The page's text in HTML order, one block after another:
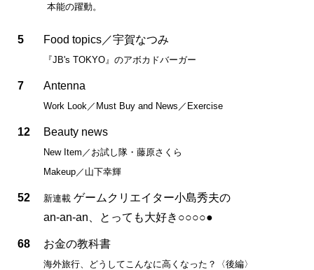
本能の躍動。
5 Food topics／宇賀なつみ
『JB's TOKYO』のアボカドバーガー
7 Antenna
Work Look／Must Buy and News／Exercise
12 Beauty news
New Item／お試し隊・藤原さくら
Makeup／山下幸輝
52 新連載 ゲームクリエイター小島秀夫の
an-an-an、とっても大好き○○○○●
68 お金の教科書
海外旅行、どうしてこんなに高くなった？〈後編〉